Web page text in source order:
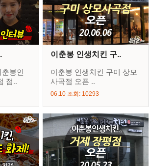
봉인
점..
이춘봉 인생치킨 구..
이춘봉 인생치킨 구미 상모
사곡점 오픈 ..
06.10 조회: 10293